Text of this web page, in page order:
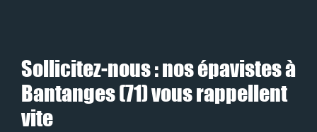
Sollicitez-nous : nos épavistes à
Bantanges (71) vous rappellent
vite